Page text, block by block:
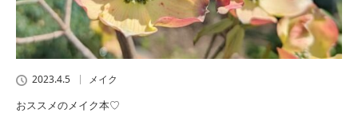
2023.4.5 メイク
おススメのメイク本♡